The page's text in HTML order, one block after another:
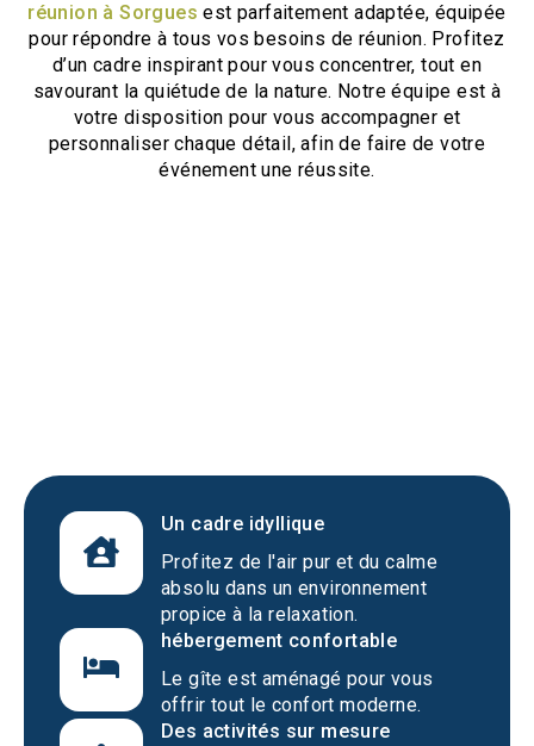
réunion à Sorgues est parfaitement adaptée, équipée
pour répondre à tous vos besoins de réunion. Profitez
d’un cadre inspirant pour vous concentrer, tout en
savourant la quiétude de la nature. Notre équipe est à
votre disposition pour vous accompagner et
personnaliser chaque détail, afin de faire de votre
événement une réussite.
Un cadre idyllique
Profitez de l'air pur et du calme
absolu dans un environnement
propice à la relaxation.
hébergement confortable
Le gîte est aménagé pour vous
offrir tout le confort moderne.
Des activités sur mesure